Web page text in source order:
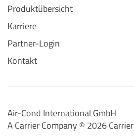
Produktübersicht
Karriere
Partner-Login
Kontakt
Air-Cond International GmbH
A Carrier Company ©️ 2026Carrier